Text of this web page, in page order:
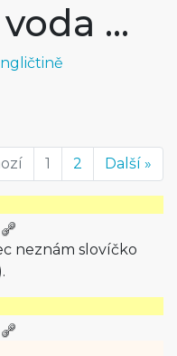
...
1 2 Další »
neznám slovíčko